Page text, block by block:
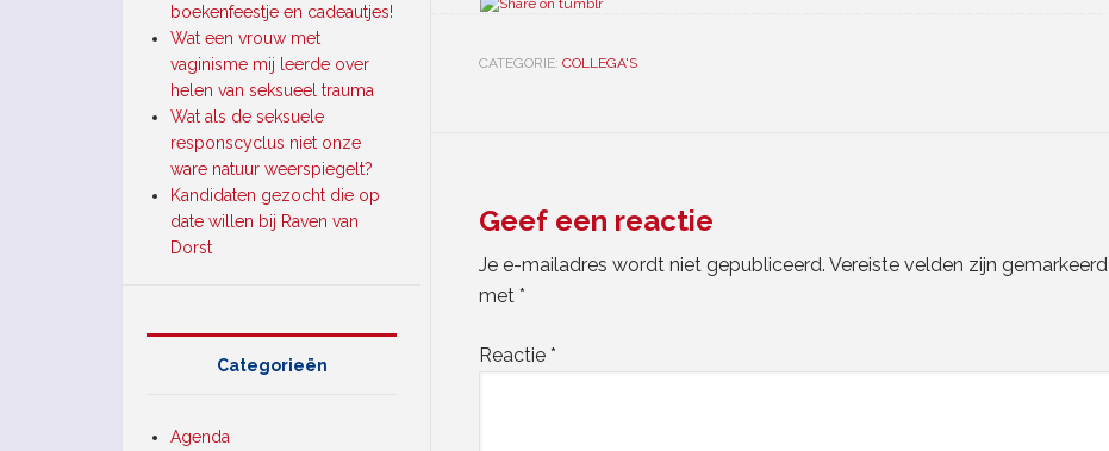
CATEGORIE: COLLEGA'S
Geef een reactie
Je e-mailadres wordt niet gepubliceerd. Vereiste velden zijn gemarkeerd
met *
Reactie *
boekenfeestje en cadeautjes!
Wat een vrouw met
vaginisme mij leerde over
helen van seksueel trauma
Wat als de seksuele
responscyclus niet onze
ware natuur weerspiegelt?
Kandidaten gezocht die op
date willen bij Raven van
Dorst
Categorieën
Agenda